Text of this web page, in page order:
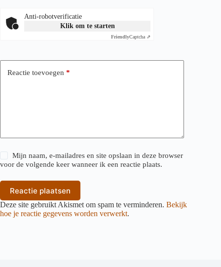
Anti-robotverificatie
Klik om te starten
FriendlyCaptcha ⇗
Reactie toevoegen *
Mijn naam, e-mailadres en site opslaan in deze browser
voor de volgende keer wanneer ik een reactie plaats.
Reactie plaatsen
Deze site gebruikt Akismet om spam te verminderen. Bekijk
hoe je reactie gegevens worden verwerkt.